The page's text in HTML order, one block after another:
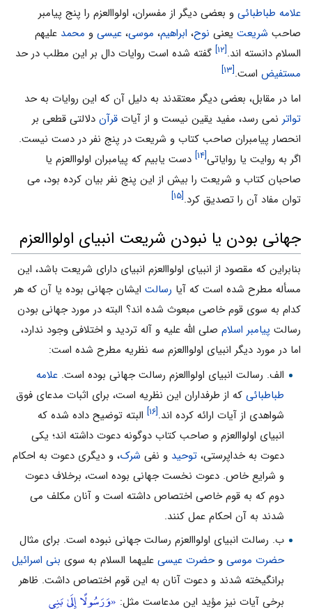
علامه طباطبائى و بعضى دیگر از مفسران، اولواالعزم را پنج پیامبر
صاحب شریعت یعنى نوح، ابراهیم، موسى، عیسى و محمد علیهم
السلام دانسته اند.[۱۲]
گفته شده است روایات دال بر این مطلب در حد
مستفیض است.[۱۳]
اما در مقابل، بعضى دیگر معتقدند به دلیل آن که این روایات به حد
تواتر نمى رسد، مفید یقین نیست و از آیات قرآن دلالتى قطعى بر
انحصار پیامبران صاحب کتاب و شریعت در پنج نفر در دست نیست.
اگر به روایت یا روایاتى[۱۴]
دست یابیم که پیامبران اولواالعزم یا
صاحبان کتاب و شریعت را بیش از این پنج نفر بیان کرده بود، مى
توان مفاد آن را تصدیق کرد.[۱۵]
جهانی بودن یا نبودن شریعت انبیای اولواالعزم
بنابراین که مقصود از انبیاى اولواالعزم انبیاى داراى شریعت باشد، این
مسأله مطرح شده است که آیا رسالت ایشان جهانى بوده یا آن که هر
کدام به سوى قوم خاصى مبعوث شده اند؟ البته در مورد جهانى بودن
رسالت پیامبر اسلام صلى الله علیه و آله تردید و اختلافى وجود ندارد،
اما در مورد دیگر انبیاى اولواالعزم سه نظریه مطرح شده است:
الف. رسالت انبیاى اولواالعزم رسالت جهانى بوده است. علامه
طباطبائىکه از طرفداران این نظریه است، براى اثبات مدعاى فوق
شواهدى از آیات ارائه کرده اند.[۱۶]
البته توضیح داده شده که
انبیاى اولواالعزم و صاحب کتاب دوگونه دعوت داشته اند؛ یکى
دعوت به خداپرستى، توحید و نفى شرک، و دیگرى دعوت به احکام
و شرایع خاص. دعوت نخست جهانى بوده است، برخلاف دعوت
دوم که به قوم خاصى اختصاص داشته است و آنان مکلف مى
شدند به آن احکام عمل کنند.
ب. رسالت انبیاى اولواالعزم رسالت جهانى نبوده است. براى مثال
حضرت موسىوحضرت عیسىعلیهما السلام به سوى بنى اسرائیل
برانگیخته شدند و دعوت آنان به این قوم اختصاص داشت. ظاهر
برخى آیات نیز مؤید این مدعاست مثل: «وَرَسُولًا إِلَىٰ بَنِي